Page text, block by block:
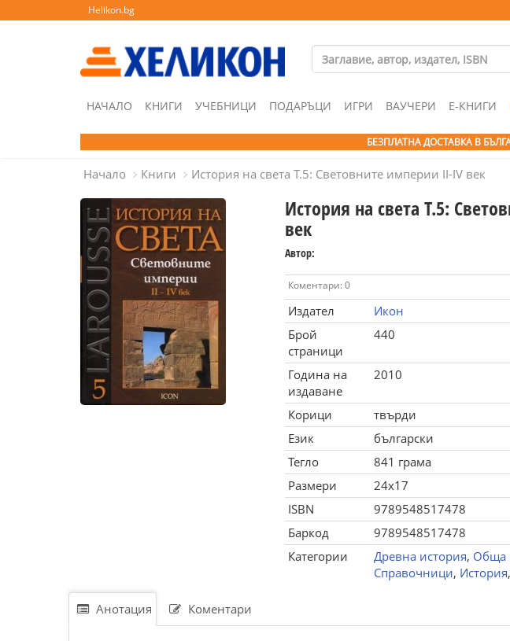
Helikon.bg
НАЧАЛО КНИГИ УЧЕБНИЦИ ПОДАРЪЦИ ИГРИ ВАУЧЕРИ Е-КНИГИ
БЕЗПЛАТНА ДОСТАВКА В
Начало Книги История на света Т.5: Световните империи II-IV век
История на света Т.5:
век
Автор:
Коментари: 0
Издател
Икон
Брой
страници
440
Година на
издаване
2010
Корици
твърди
Език
български
Тегло
841 грама
Размери
24x17
ISBN
9789548517478
Баркод
9789548517478
Категории
Древна история, Обща
Справочници, История,
Анотация Коментари